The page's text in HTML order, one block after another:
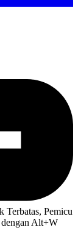
Terbatas, Pemicu
dengan Alt+W